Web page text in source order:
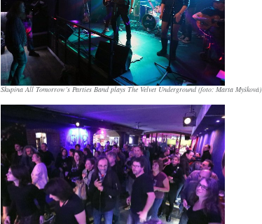
Skupina All Tomorrow´s Parties Band plays The Velvet Underground (foto: Marta Myšková)